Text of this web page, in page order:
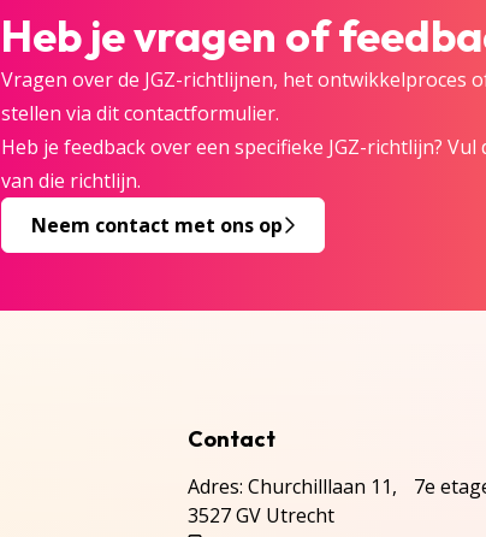
Heb je vragen of
Vragen over de JGZ-richtlijnen, het ontwikkelproces
stellen via dit contactformulier.
Heb je feedback over een specifieke JGZ-richtlijn?
van die richtlijn.
Neem contact met ons op
Contact
Adres: Churchilllaan 11, 7e
3527 GV Utrecht